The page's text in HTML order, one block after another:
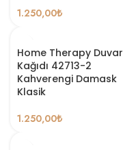
1.250,00₺
Home Therapy Duvar
Kağıdı 42713-2
Kahverengi Damask
Klasik
1.250,00₺